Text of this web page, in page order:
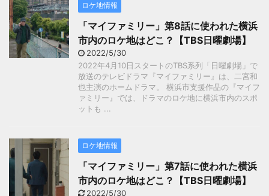
ロケ地情報
「マイファミリー」第8話に使われた横浜
市内のロケ地はどこ？【TBS日曜劇場】
2022/5/30
2022年4月10日スタートのTBS系列「日曜劇場」で
放送のテレビドラマ『マイファミリー』は、二宮和
也主演のホームドラマ。 横浜市支援作品の『マイフ
ァミリー』では、ドラマのロケ地に横浜市内のスポ
ットも ...
ロケ地情報
「マイファミリー」第7話に使われた横浜
市内のロケ地はどこ？【TBS日曜劇場】
2022/5/30